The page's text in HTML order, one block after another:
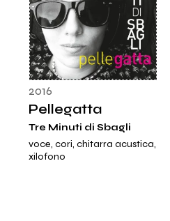
2016
Pellegatta
Tre Minuti di Sbagli
voce, cori, chitarra acustica,
xilofono